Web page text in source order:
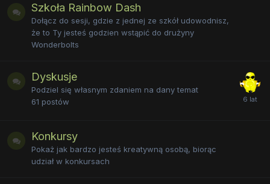
Szkoła Rainbow Dash
Dołącz do sesji, gdzie z jednej ze szkół udowodnisz,
że to Ty jesteś godzien wstąpić do drużyny
Wonderbolts
Dyskusje
Podziel się własnym zdaniem na dany temat
61 postów
Konkursy
Pokaż jak bardzo jesteś kreatywną osobą, biorąc
udział w konkursach